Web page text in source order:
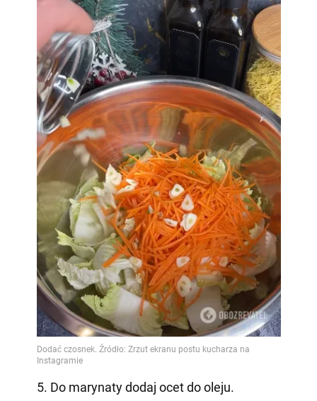
5. Do marynaty dodaj ocet do oleju.